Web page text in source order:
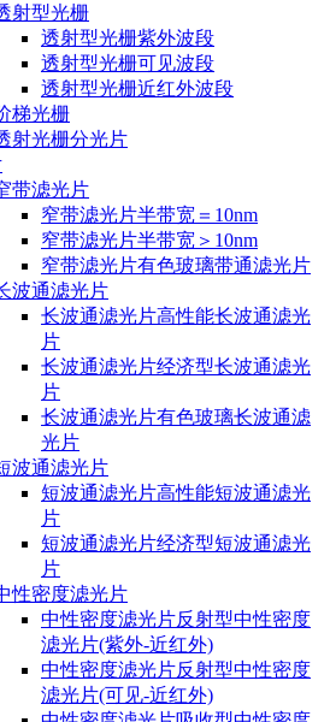
射型光栅
透射型光栅紫外波段
透射型光栅可见波段
透射型光栅近红外波段
梯光栅
射光栅分光片
带滤光片
窄带滤光片半带宽＝10nm
窄带滤光片半带宽＞10nm
窄带滤光片有色玻璃带通滤光片
波通滤光片
长波通滤光片高性能长波通滤光
片
长波通滤光片经济型长波通滤光
片
长波通滤光片有色玻璃长波通滤
光片
波通滤光片
短波通滤光片高性能短波通滤光
片
短波通滤光片经济型短波通滤光
片
性密度滤光片
中性密度滤光片反射型中性密度
滤光片(紫外-近红外)
中性密度滤光片反射型中性密度
滤光片(可见-近红外)